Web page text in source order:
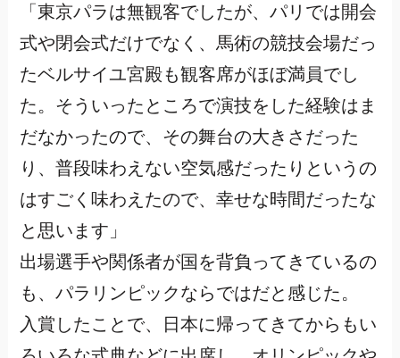
「東京パラは無観客でしたが、パリでは開会
式や閉会式だけでなく、馬術の競技会場だっ
たベルサイユ宮殿も観客席がほぼ満員でし
た。そういったところで演技をした経験はま
だなかったので、その舞台の大きさだった
り、普段味わえない空気感だったりというの
はすごく味わえたので、幸せな時間だったな
と思います」
出場選手や関係者が国を背負ってきているの
も、パラリンピックならではだと感じた。
入賞したことで、日本に帰ってきてからもい